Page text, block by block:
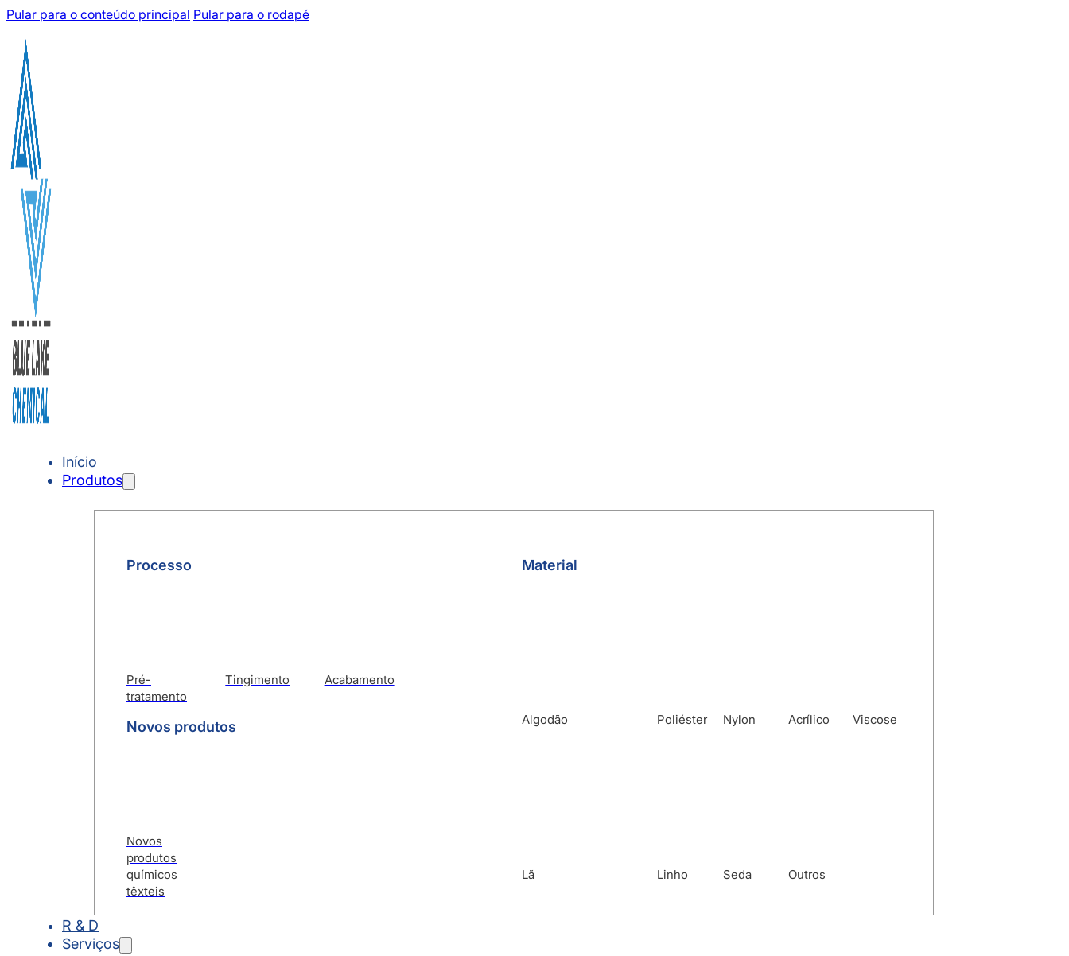
Pular para o conteúdo principal Pular para o rodapé
Início
Produtos
Processo
Pré-
tratamento
Tingimento Acabamento
Novos produtos
Novos
produtos
químicos
têxteis
Material
Algodão Poliéster Nylon Acrílico Viscose
Lã Linho Seda Outros
R & D
Serviços